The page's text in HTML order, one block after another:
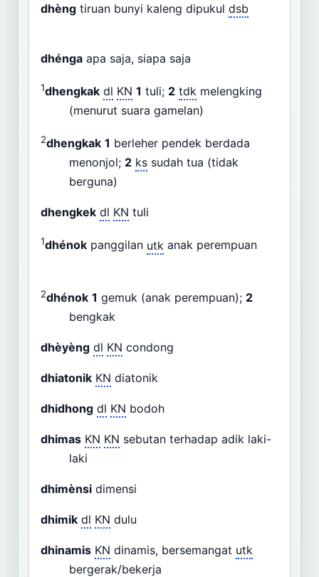
dhèng tiruan bunyi kaleng dipukul dsb
dhénga apa saja, siapa saja
1dhengkak dl KN 1 tuli; 2 tdk melengking
(menurut suara gamelan)
2dhengkak 1 berleher pendek berdada
menonjol; 2 ks sudah tua (tidak
berguna)
dhengkek dl KN tuli
1dhénok panggilan utk anak perempuan
2dhénok 1 gemuk (anak perempuan); 2
bengkak
dhèyèng dl KN condong
dhiatonik KN diatonik
dhidhong dl KN bodoh
dhimas KN KN sebutan terhadap adik laki-
laki
dhimènsi dimensi
dhimik dl KN dulu
dhinamis KN dinamis, bersemangat utk
bergerak/bekerja